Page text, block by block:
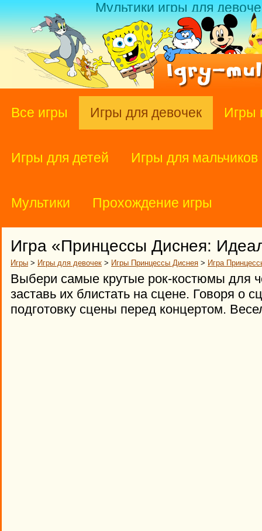
Мультики игры для
Все игры Игры для девочек Игры
Игры для детей Игры для мальчиков
Мультики Прохождение игры
Игра «Принцессы Диснея:
Игры > Игры для девочек > Игры Принцессы Диснея > Игра
Выбери самые крутые рок-костюмы для
заставь их блистать на сцене. Говоря о
подготовку сцены перед концертом.